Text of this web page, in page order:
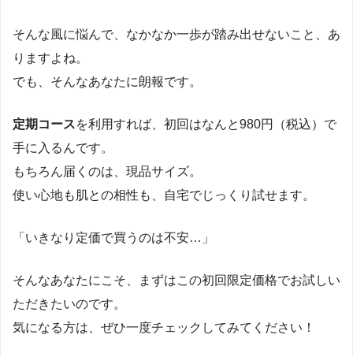
そんな風に悩んで、なかなか一歩が踏み出せないこと、あ
りますよね。
でも、そんなあなたに朗報です。
定期コースを利用すれば、初回はなんと980円（税込）で
手に入るんです。
もちろん届くのは、現品サイズ。
使い心地も肌との相性も、自宅でじっくり試せます。
「いきなり定価で買うのは不安…」
そんなあなたにこそ、まずはこの初回限定価格でお試しい
ただきたいのです。
気になる方は、ぜひ一度チェックしてみてください！